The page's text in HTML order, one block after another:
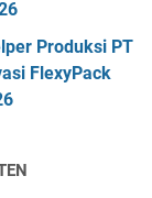
Produksi PT
FlexyPack